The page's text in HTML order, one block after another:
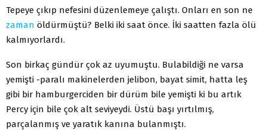
Tepeye çıkıp nefesini düzenlemeye çalıştı. Onları en son ne
zaman öldürmüştü? Belki iki saat önce. İki saatten fazla ölü
kalmıyorlardı.
Son birkaç gündür çok az uyumuştu. Bulabildiği ne varsa
yemişti -paralı makinelerden jelibon, bayat simit, hatta leş
gibi bir hamburgerciden bir dürüm bile yemişti ki bu artık
Percy için bile çok alt seviyeydi. Üstü başı yırtılmış,
parçalanmış ve yaratık kanına bulanmıştı.